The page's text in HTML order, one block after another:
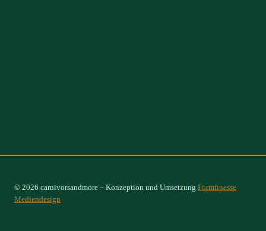
© 2026 carnivorsandmore – Konzeption und Umsetzung Formfinesse
Mediendesign